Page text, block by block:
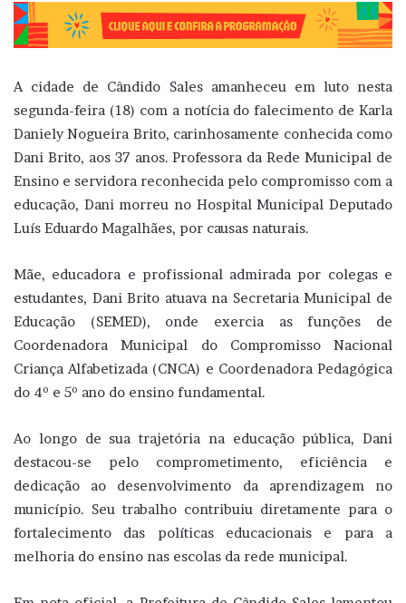
A cidade de Cândido Salesamanheceu em luto nesta
segunda-feira (18) com a notícia do falecimento de Karla
Daniely Nogueira Brito, carinhosamente conhecida como
Dani Brito, aos 37 anos. Professora da Rede Municipal de
Ensino e servidora reconhecida pelo compromisso com a
educação, Dani morreu no Hospital Municipal Deputado
Luís Eduardo Magalhães, por causas naturais.
Mãe, educadora e profissional admirada por colegas e
estudantes, Dani Brito atuava na Secretaria Municipal de
Educação (SEMED), onde exercia as funções de
Coordenadora Municipal do Compromisso Nacional
Criança Alfabetizada (CNCA) e Coordenadora Pedagógica
do 4º e 5º ano do ensino fundamental.
Ao longo de sua trajetória na educação pública, Dani
destacou-se pelo comprometimento, eficiência e
dedicação ao desenvolvimento da aprendizagem no
município. Seu trabalho contribuiu diretamente para o
fortalecimento das políticas educacionais e para a
melhoria do ensino nas escolas da rede municipal.